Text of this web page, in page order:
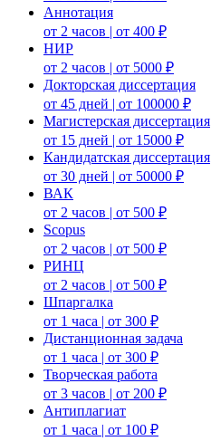
Аннотация
от 2 часов | от 400 ₽
НИР
от 2 часов | от 5000 ₽
Докторская диссертация
от 45 дней | от 100000 ₽
Магистерская диссертация
от 15 дней | от 15000 ₽
Кандидатская диссертация
от 30 дней | от 50000 ₽
ВАК
от 2 часов | от 500 ₽
Scopus
от 2 часов | от 500 ₽
РИНЦ
от 2 часов | от 500 ₽
Шпаргалка
от 1 часа | от 300 ₽
Дистанционная задача
от 1 часа | от 300 ₽
Творческая работа
от 3 часов | от 200 ₽
Антиплагиат
от 1 часа | от 100 ₽